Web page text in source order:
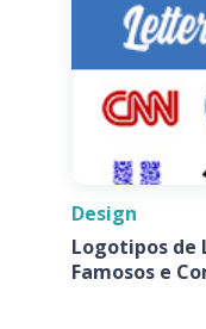
Design
Logotipos de
Famosos e